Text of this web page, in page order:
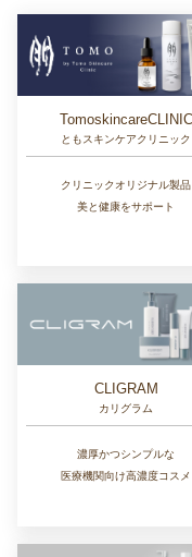
ENVIRON
エンビロン
ビタミンAで肌をはぐくむ
美容通が選ぶスキンケア製品
ACSEINE
アクセーヌ
潤いバリアを立て直しながら